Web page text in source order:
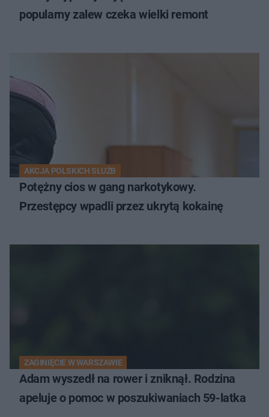
popularny zalew czeka wielki remont
AKCJA POLSKICH SŁUŻB
Potężny cios w gang narkotykowy.
Przestępcy wpadli przez ukrytą kokainę
ZAGINIĘCIE W WARSZAWIE
Adam wyszedł na rower i zniknął. Rodzina
apeluje o pomoc w poszukiwaniach 59-latka